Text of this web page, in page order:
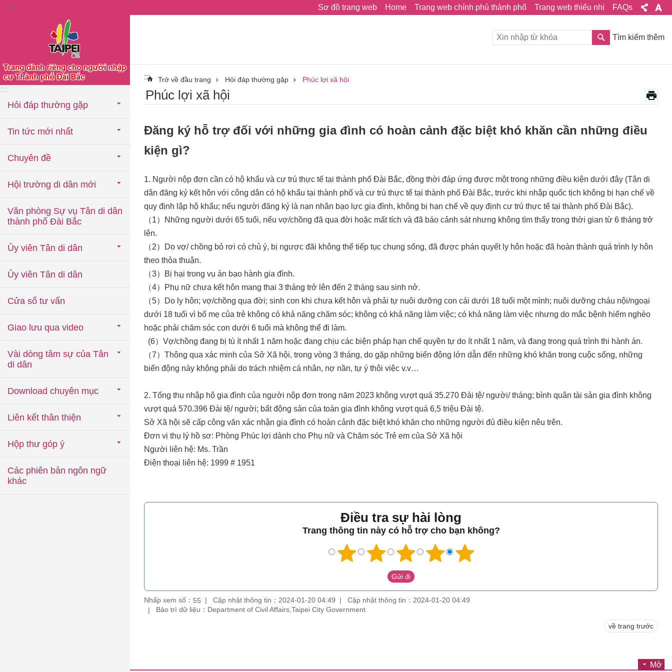
Chuyển đến khối nội dung chính
::: Sơ đồ trang web Home Trang web chính phủ thành phố Trang web thiếu nhi FAQs
:::
Hỏi đáp thường gặp
Tin tức mới nhất
Chuyên đề
Hội trường di dân mới
Văn phòng Sự vụ Tân di dân
thành phố Đài Bắc
Ủy viên Tân di dân
Ủy viên Tân di dân
Cửa sổ tư vấn
Giao lưu qua video
Vài dòng tâm sự của Tân
di dân
Download chuyên mục
Liên kết thân thiện
Hộp thư góp ý
Các phiên bản ngôn ngữ
khác
Tìm kiếm thêm
::: Trở về đầu trang Hỏi đáp thường gặp Phúc lợi xã hội
Phúc lợi xã hội
Đăng ký hỗ trợ đối với những gia đình có hoàn cảnh đặc biệt khó khăn cần những điều
kiện gì?
1. Người nộp đơn cần có hộ khẩu và cư trú thực tế tại thành phố Đài Bắc, đồng thời đáp ứng được một trong những điều kiện dưới đây (Tân di
dân đăng ký kết hôn với công dân có hộ khẩu tại thành phố và cư trú thực tế tại thành phố Đài Bắc, trước khi nhập quốc tịch không bị hạn chế về
quy định lập hộ khẩu; nếu người đăng ký là nạn nhân bạo lực gia đình, không bị hạn chế về quy định cư trú thực tế tại thành phố Đài Bắc).
（1）Những người dưới 65 tuổi, nếu vợ/chồng đã qua đời hoặc mất tích và đã báo cảnh sát nhưng không tìm thấy trong thời gian từ 6 tháng trở
lên.
（2）Do vợ/ chồng bỏ rơi có chủ ý, bị ngược đãi không thể tiếp tục chung sống, đã được phán quyết ly hôn hoặc đã hoàn thành quá trình ly hôn
theo thỏa thuận.
（3）Bị hại trong vụ án bạo hành gia đình.
（4）Phụ nữ chưa kết hôn mang thai 3 tháng trở lên đến 2 tháng sau sinh nở.
（5）Do ly hôn; vợ/chồng qua đời; sinh con khi chưa kết hôn và phải tự nuôi dưỡng con cái dưới 18 tuổi một mình; nuôi dưỡng cháu nội/ngoại
dưới 18 tuổi vì bố mẹ của trẻ không có khả năng chăm sóc; không có khả năng làm việc; có khả năng làm việc nhưng do mắc bệnh hiểm nghèo
hoặc phải chăm sóc con dưới 6 tuổi mà không thể đi làm.
(6）Vợ/chồng đang bị tù ít nhất 1 năm hoặc đang chịu các biện pháp hạn chế quyền tự do ít nhất 1 năm, và đang trong quá trình thi hành án.
（7）Thông qua xác minh của Sở Xã hội, trong vòng 3 tháng, do gặp những biến động lớn dẫn đến những khó khăn trong cuộc sống, những
biến động này không phải do trách nhiệm cá nhân, nợ nần, tự ý thôi việc v.v…
2. Tổng thu nhập hộ gia đình của người nộp đơn trong năm 2023 không vượt quá 35.270 Đài tệ/ người/ tháng; bình quân tài sản gia đình không
vượt quá 570.396 Đài tệ/ người; bất động sản của toàn gia đình không vượt quá 6,5 triệu Đài tệ.
Sở Xã hội sẽ cấp công văn xác nhận gia đình có hoàn cảnh đặc biệt khó khăn cho những người đủ điều kiện nêu trên.
Đơn vị thụ lý hồ sơ: Phòng Phúc lợi dành cho Phụ nữ và Chăm sóc Trẻ em của Sở Xã hội
Người liên hệ: Ms. Trần
Điện thoại liên hệ: 1999 # 1951
Điều tra sự hài lòng
Trang thông tin này có hỗ trợ cho bạn không?
Nhấp xem số： 55 Cập nhật thông tin：2024-01-20 04:49
Cập nhật thông tin：2024-01-20 04:49
Bảo trì dữ liệu：Department of Civil Affairs,Taipei City Government
về trang trước
Mở